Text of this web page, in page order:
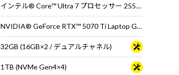
インテル® Core™ Ultra 7 プロセッサー 255HX
NVIDIA® GeForce RTX™ 5070 Ti Laptop GPU
32GB (16GB×2 / デュアルチャネル)
1TB (NVMe Gen4×4)